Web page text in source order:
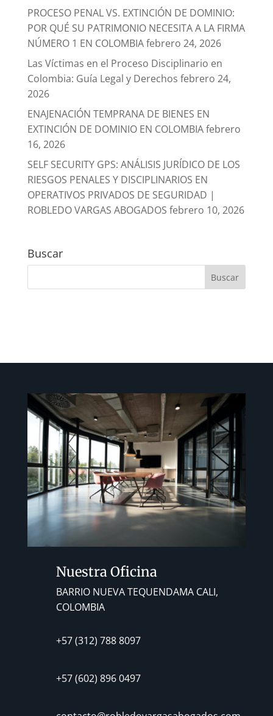
PROCESO PENAL VS. EXTINCIÓN DE DOMINIO:
POR QUÉ SU PATRIMONIO NECESITA A LA FIRMA
NÚMERO 1 EN COLOMBIAfebrero 24, 2026
Las Víctimas en el Proceso Disciplinario en
Colombia: Guía Legal y Derechos febrero 24,
2026
ENAJENACIÓN TEMPRANA DE BIENES EN
EXTINCIÓN DE DOMINIO EN COLOMBIAfebrero
16, 2026
SELF SECURITY GPS: ANÁLISIS JURÍDICO DE LOS
RIESGOS PENALES Y DISCIPLINARIOS EN
OPERATIVOS PRIVADOS DE SEGURIDAD |
ROBLEDO VARGAS ABOGADOS febrero 10, 2026
Buscar
Nuestra Oficina
BARRIO NUEVA TEQUENDAMA CALI,
COLOMBIA
+57 (312) 788 8097
+57 (602) 896 0497